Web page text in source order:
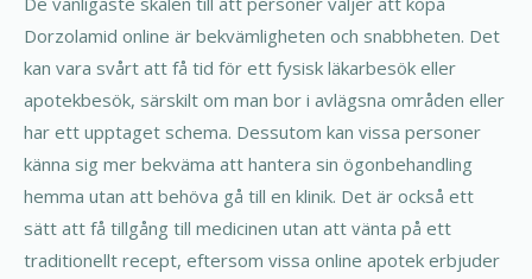
Dorzolamid online är bekvämligheten och snabbheten. Det
kan vara svårt att få tid för ett fysisk läkarbesök eller
apotekbesök, särskilt om man bor i avlägsna områden eller
har ett upptaget schema. Dessutom kan vissa personer
känna sig mer bekväma att hantera sin ögonbehandling
hemma utan att behöva gå till en klinik. Det är också ett
sätt att få tillgång till medicinen utan att vänta på ett
traditionellt recept, eftersom vissa online apotek erbjuder